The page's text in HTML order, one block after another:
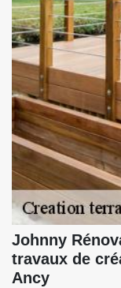
Johnny
travaux de
Ancy